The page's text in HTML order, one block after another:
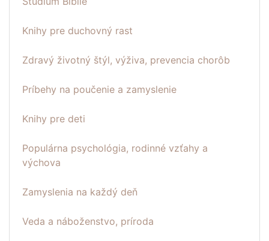
Knihy pre duchovný rast
Zdravý životný štýl, výživa, prevencia chorôb
Príbehy na poučenie a zamyslenie
Knihy pre deti
Populárna psychológia, rodinné vzťahy a
výchova
Zamyslenia na každý deň
Veda a náboženstvo, príroda